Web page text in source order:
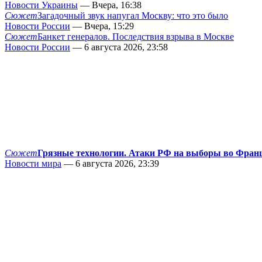
Новости Украины — Вчера, 16:38
СюжетЗагадочный звук напугал Москву: что это было
Новости России — Вчера, 15:29
СюжетБанкет генералов. Последствия взрыва в Москве
Новости России — 6 августа 2026, 23:58
СюжетГрязные технологии. Атаки РФ на выборы во
Новости мира — 6 августа 2026, 23:39